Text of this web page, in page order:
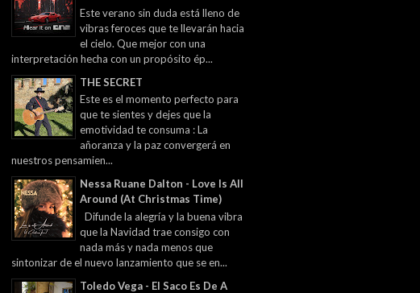
Este verano sin duda está lleno de
vibras feroces que te llevarán hacia
el cielo. Que mejor con una
interpretación hecha con un propósito ép...
THE SECRET
Este es el momento perfecto para
que te sientes y dejes que la
emotividad te consuma : La
añoranza y la paz convergerá en
nuestros pensamien...
Nessa Ruane Dalton - Love Is All
Around (At Christmas Time)
Difunde la alegría y la buena vibra
que la Navidad trae consigo con
nada más y nada menos que
sintonizar de el nuevo lanzamiento que se en...
Toledo Vega - El Saco Es De A